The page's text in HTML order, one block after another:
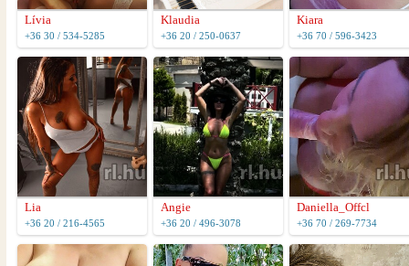
Lívia
+36 30 / 534-5285
Klaudia
+36 20 / 250-0637
Kiara
+36 70 / 596-3423
Lia
+36 20 / 216-4565
Angie
+36 20 / 496-3078
Daniella_Offcl
+36 70 / 269-7734